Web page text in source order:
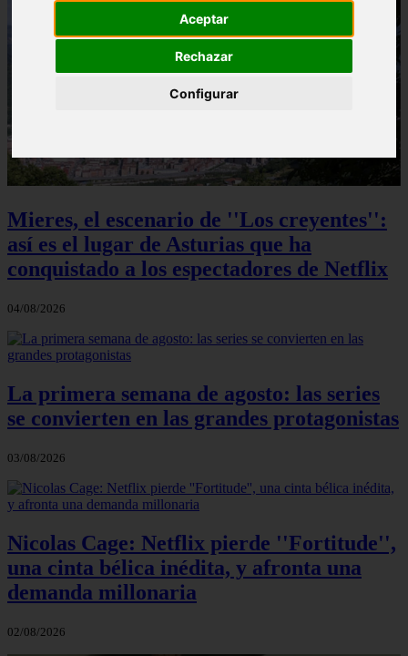
Aceptar
Rechazar
Configurar
Mieres, el escenario de ''Los creyentes'':
así es el lugar de Asturias que ha
conquistado a los espectadores de Netflix
04/08/2026
La primera semana de agosto: las series
se convierten en las grandes protagonistas
03/08/2026
Nicolas Cage: Netflix pierde ''Fortitude'',
una cinta bélica inédita, y afronta una
demanda millonaria
02/08/2026